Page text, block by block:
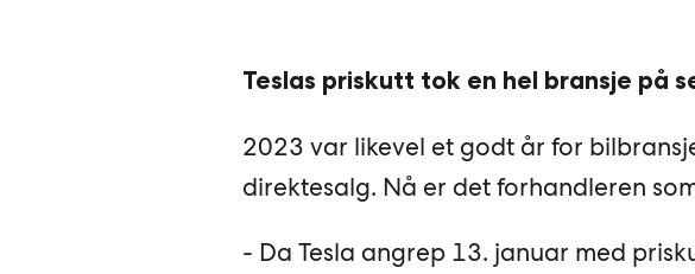
Teslas priskutt tok en hel bransje på
2023 var likevel et godt år for
direktesalg. Nå er det forhandleren
- Da Tesla angrep 13. januar med